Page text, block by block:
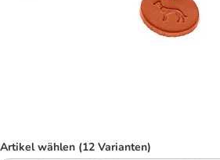
Artikel wählen (12 Varianten)